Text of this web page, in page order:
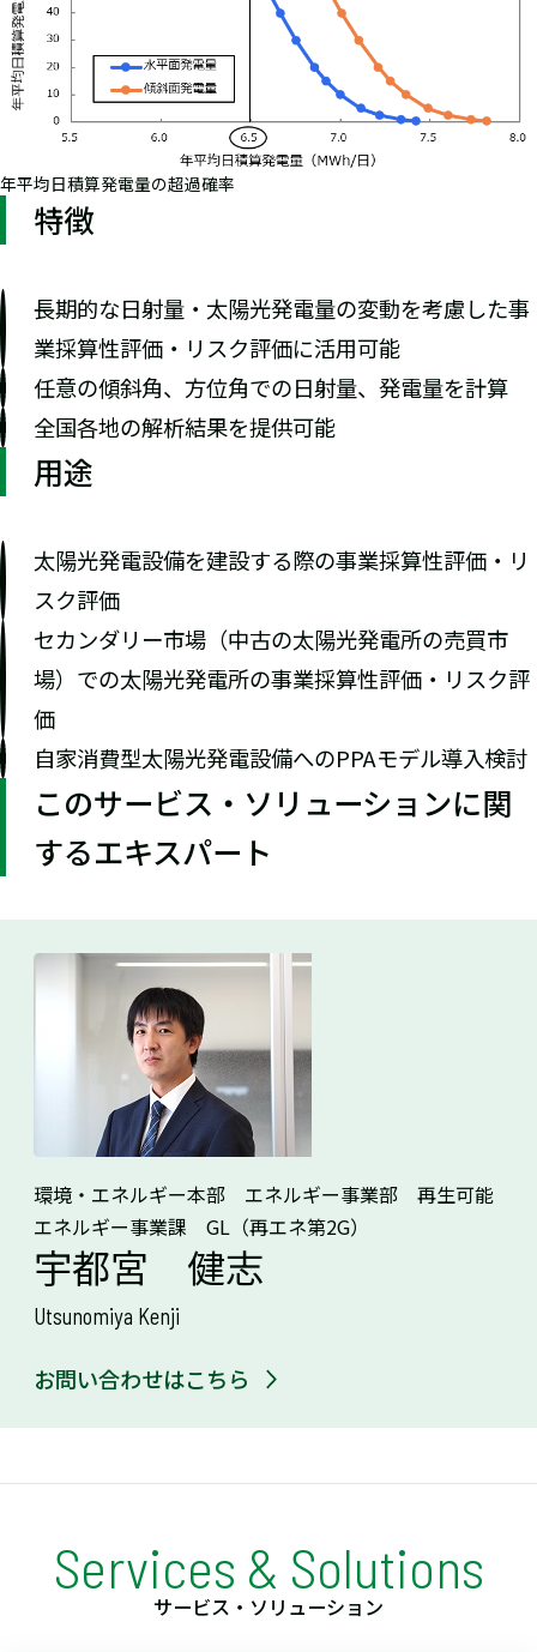
年平均日積算発電量の超過確率
特徴
長期的な日射量・太陽光発電量の変動を考慮した事
業採算性評価・リスク評価に活用可能
任意の傾斜角、方位角での日射量、発電量を計算
全国各地の解析結果を提供可能
用途
太陽光発電設備を建設する際の事業採算性評価・リ
スク評価
セカンダリー市場（中古の太陽光発電所の売買市
場）での太陽光発電所の事業採算性評価・リスク評
価
自家消費型太陽光発電設備へのPPAモデル導入検討
このサービス・ソリューションに関
するエキスパート
環境・エネルギー本部 エネルギー事業部 再生可能
エネルギー事業課 GL（再エネ第2G）
宇都宮 健志
Utsunomiya Kenji
お問い合わせはこちら
Services & Solutions
サービス・ソリューション